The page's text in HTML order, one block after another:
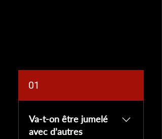
01
Va-t-on être jumelé
avec d’autres